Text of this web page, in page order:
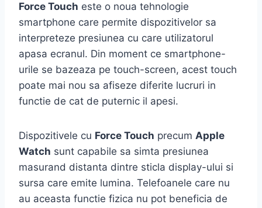
Force Touch este o noua tehnologie
smartphone care permite dispozitivelor sa
interpreteze presiunea cu care utilizatorul
apasa ecranul. Din moment ce smartphone-
urile se bazeaza pe touch-screen, acest touch
poate mai nou sa afiseze diferite lucruri in
functie de cat de puternic il apesi.
Dispozitivele cu Force Touch precum Apple
Watch sunt capabile sa simta presiunea
masurand distanta dintre sticla display-ului si
sursa care emite lumina. Telefoanele care nu
au aceasta functie fizica nu pot beneficia de